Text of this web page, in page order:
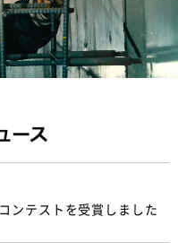
ンテストを受賞しました